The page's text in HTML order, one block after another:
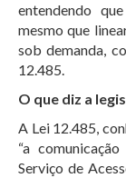
entendendo
mesmo que
sob demanda,
12.485.
O que diz a
A Lei 12.485,
“a
Serviço de